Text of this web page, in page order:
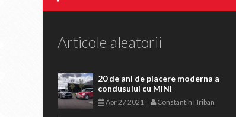
Articole aleatorii
20 de ani de placere moderna a
condusului cu MINI
Apr 27 2021 - Constantin Hriban